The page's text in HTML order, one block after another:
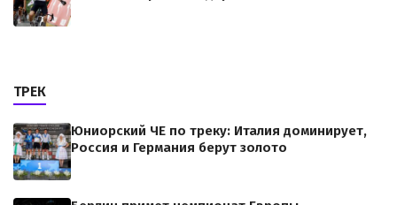
ТРЕК
Юниорский ЧЕ по треку: Италия доминирует,
Россия и Германия берут золото